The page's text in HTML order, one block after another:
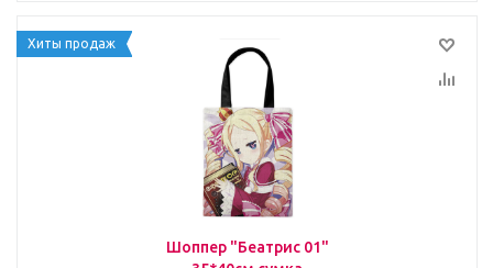
Хиты продаж
Шоппер "Беатрис 01"